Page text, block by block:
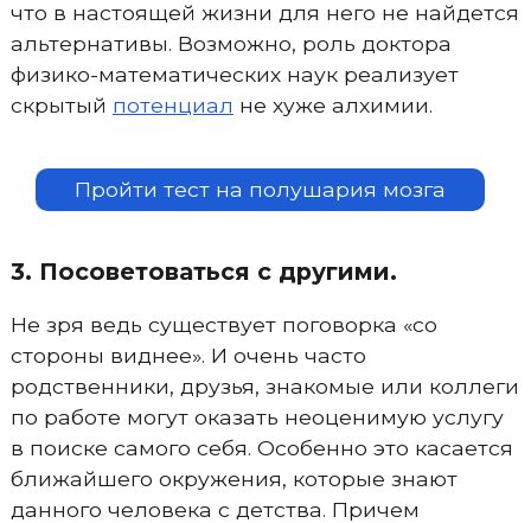
что в настоящей жизни для него не найдется
альтернативы. Возможно, роль доктора
физико-математических наук реализует
скрытый потенциал не хуже алхимии.
Пройти тест на полушария мозга
3. Посоветоваться с другими.
Не зря ведь существует поговорка «со
стороны виднее». И очень часто
родственники, друзья, знакомые или коллеги
по работе могут оказать неоценимую услугу
в поиске самого себя. Особенно это касается
ближайшего окружения, которые знают
данного человека с детства. Причем